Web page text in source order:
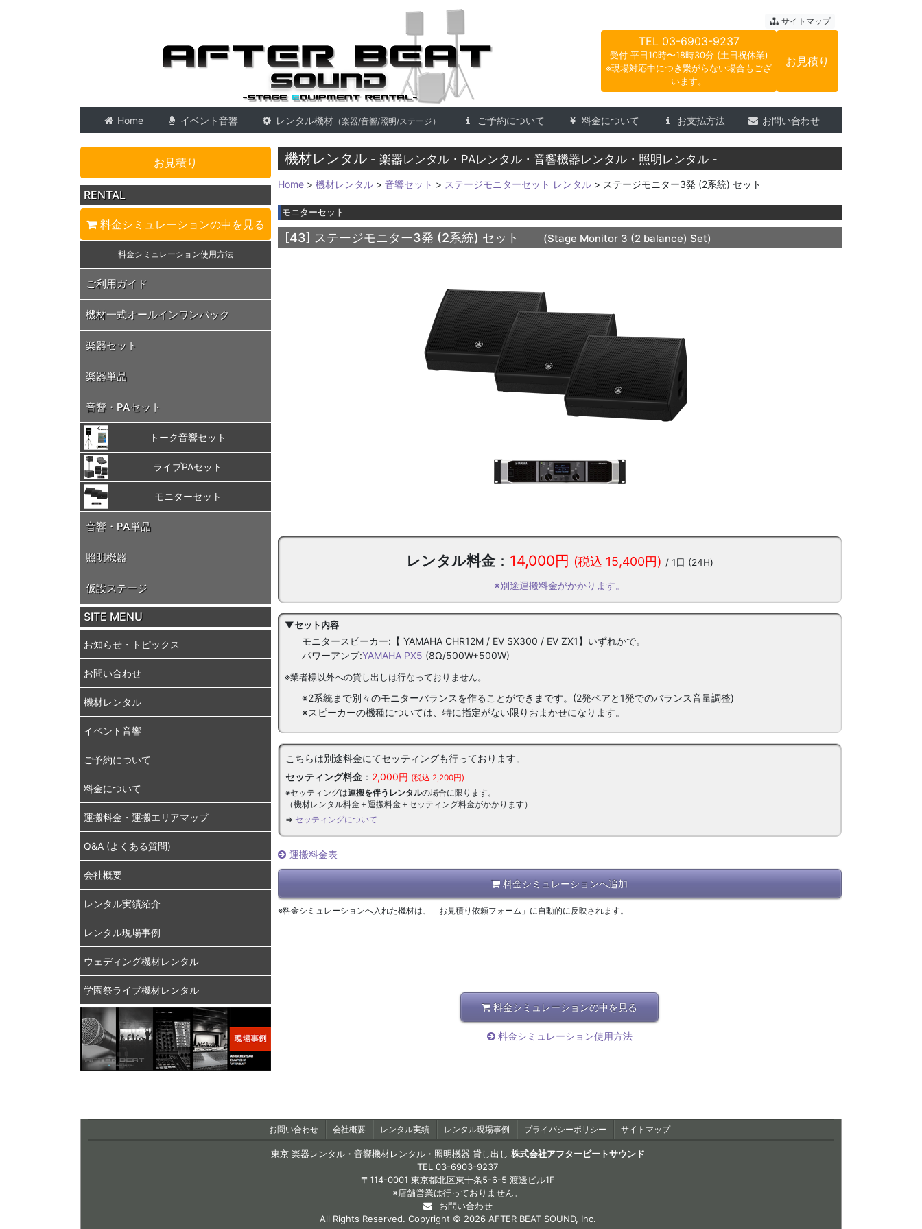
東京 音響会社・PA・楽器レンタル 株式会社アフタービートサウンド サイトマップ
TEL 03-6903-9237
受付 平日10時〜18時30分 (土日祝休業)
※現場対応中につき繋がらない場合もござ
います。
お見積り
Home イベント音響 レンタル機材（楽器/音響/照明/ステージ） ご予約について 料金について お支払方法 お問い合わせ
機材レンタル - 楽器レンタル・PAレンタル・音響機器レンタル・照明レンタル -
Home> 機材レンタル> 音響セット > ステージモニターセット レンタル> ステージモニター3発 (2系統) セット
モニターセット
[43] ステージモニター3発 (2系統) セット (Stage Monitor 3 (2 balance) Set)
レンタル料金： 14,000円 (税込 15,400円) / 1日 (24H)
※別途運搬料金がかかります。
▼セット内容
モニタースピーカー:【 YAMAHA CHR12M / EV SX300 / EV ZX1】いずれかで。
パワーアンプ:YAMAHA PX5 (8Ω/500W+500W)
※業者様以外への貸し出しは行なっておりません。
※2系統まで別々のモニターバランスを作ることができまです。(2発ペアと1発でのバランス音量調整)
※スピーカーの機種については、特に指定がない限りおまかせになります。
こちらは別途料金にてセッティングも行っております。
セッティング料金： 2,000円 (税込 2,200円)
※セッティングは運搬を伴うレンタルの場合に限ります。
（機材レンタル料金＋運搬料金＋セッティング料金がかかります）
⇒ セッティングについて
運搬料金表
料金シミュレーションへ追加
※料金シミュレーションへ入れた機材は、「お見積り依頼フォーム」に自動的に反映されます。
料金シミュレーションの中を見る
料金シミュレーション使用方法
お見積り
RENTAL
料金シミュレーションの中を見る
料金シミュレーション使用方法
ご利用ガイド
機材一式オールインワンパック
楽器セット
楽器単品
音響・PAセット
トーク音響セット
ライブPAセット
モニターセット
音響・PA単品
照明機器
仮設ステージ
SITE MENU
お知らせ・トピックス
お問い合わせ
機材レンタル
イベント音響
ご予約について
料金について
運搬料金・運搬エリアマップ
Q&A (よくある質問)
会社概要
レンタル実績紹介
レンタル現場事例
ウェディング機材レンタル
学園祭ライブ機材レンタル
お問い合わせ 会社概要 レンタル実績 レンタル現場事例 プライバシーポリシー サイトマップ
東京 楽器レンタル・音響機材レンタル・照明機器 貸し出し 株式会社アフタービートサウンド
TEL 03-6903-9237
〒114-0001 東京都北区東十条5-6-5 渡邊ビル1F
※店舗営業は行っておりません。
お問い合わせ
All Rights Reserved. Copyright © 2026 AFTER BEAT SOUND, Inc.